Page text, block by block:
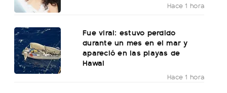
Hace 1 hora
Fue viral: estuvo perdido
durante un mes en el mar y
apareció en las playas de
Hawai
Hace 1 hora